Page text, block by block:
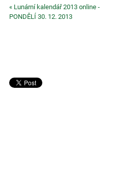
« Lunární kalendář 2013 online -
PONDĚLÍ 30. 12. 2013